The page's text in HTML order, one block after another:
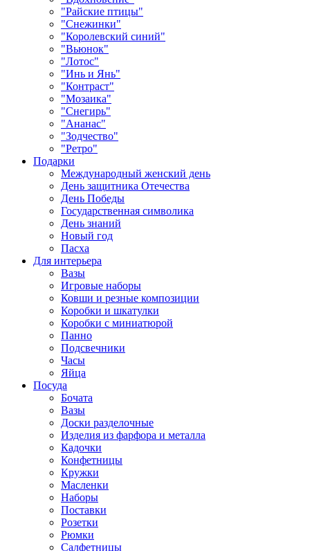
"Райские птицы"
"Снежинки"
"Королевский синий"
"Вьюнок"
"Лотос"
"Инь и Янь"
"Контраст"
"Мозаика"
"Снегирь"
"Ананас"
"Зодчество"
"Ретро"
Подарки
Международный женский день
День защитника Отечества
День Победы
Государственная символика
День знаний
Новый год
Пасха
Для интерьера
Вазы
Игровые наборы
Ковши и резные композиции
Коробки и шкатулки
Коробки с миниатюрой
Панно
Подсвечники
Часы
Яйца
Посуда
Бочата
Вазы
Доски разделочные
Изделия из фарфора и металла
Кадочки
Конфетницы
Кружки
Масленки
Наборы
Поставки
Розетки
Рюмки
Салфетницы